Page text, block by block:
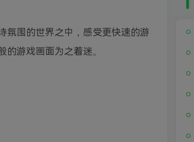
氛围的世界之中，感受更快速的游
游戏画面为之着迷。